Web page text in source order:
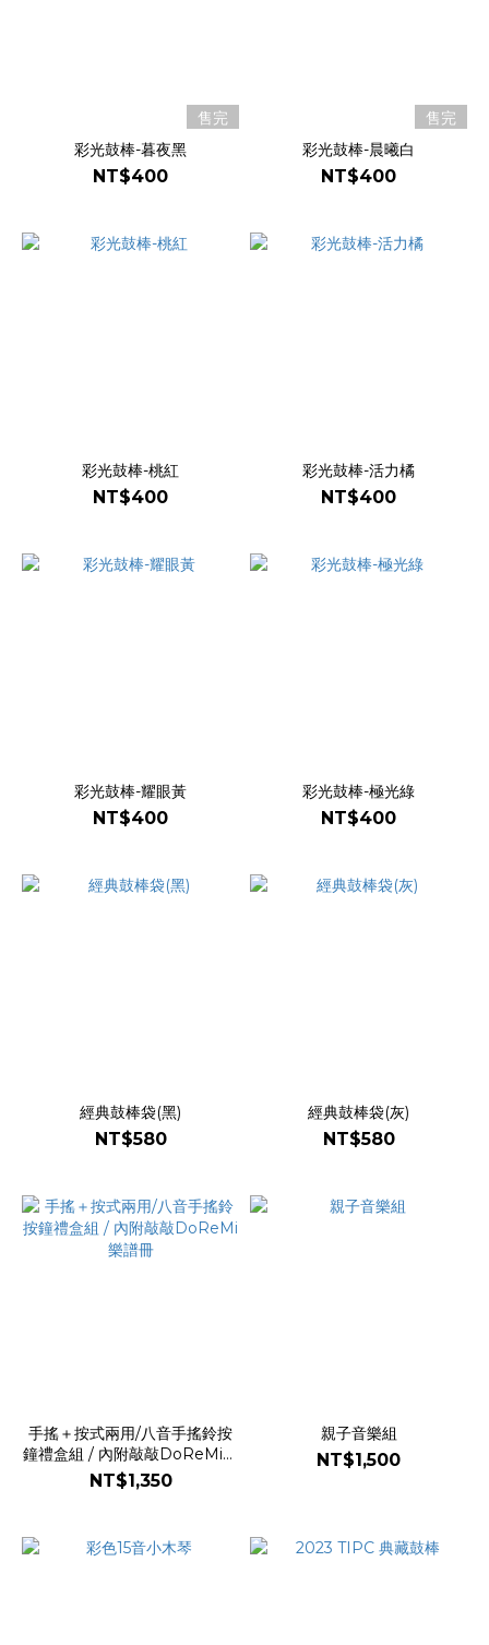
售完
彩光鼓棒-暮夜黑
NT$400
售完
彩光鼓棒-晨曦白
NT$400
彩光鼓棒-桃紅
NT$400
彩光鼓棒-活力橘
NT$400
彩光鼓棒-耀眼黃
NT$400
彩光鼓棒-極光綠
NT$400
經典鼓棒袋(黑)
NT$580
經典鼓棒袋(灰)
NT$580
手搖＋按式兩用/八音手搖鈴按
鐘禮盒組 / 內附敲敲DoReMi樂
譜冊
NT$1,350
親子音樂組
NT$1,500